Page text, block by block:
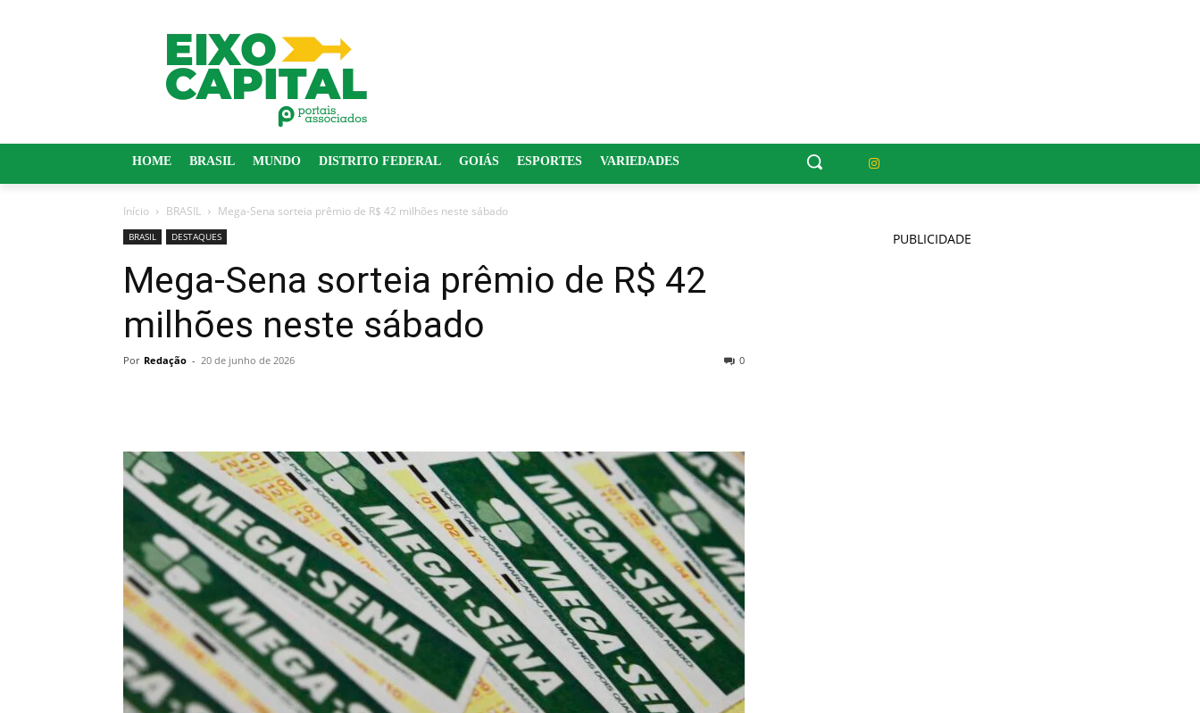
HOME BRASIL MUNDO DISTRITO FEDERAL GOIÁS ESPORTES VARIEDADES
Início BRASIL Mega-Sena sorteia prêmio de R$ 42 milhões neste sábado
BRASIL DESTAQUES
Mega-Sena sorteia prêmio de R$ 42
milhões neste sábado
Por Redação - 20 de junho de 2026 0
PUBLICIDADE